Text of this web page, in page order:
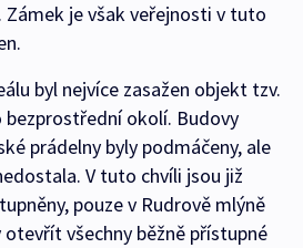
je však veřejnosti v tuto
byl nejvíce zasažen objekt tzv.
bezprostřední okolí. Budovy
prádelny byly podmáčeny, ale
V tuto chvíli jsou již
pouze v Rudrově mlýně
všechny běžně přístupné